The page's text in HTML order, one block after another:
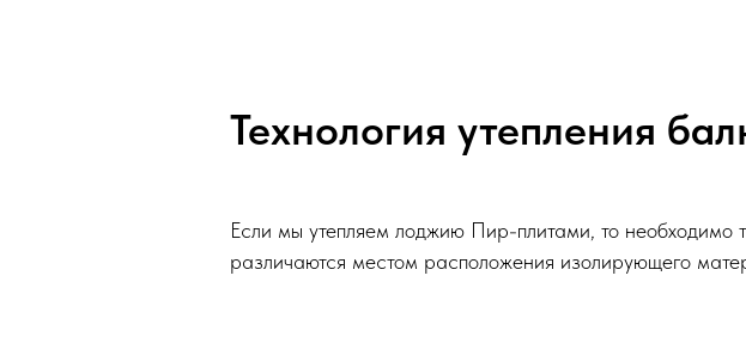
Технология утепления
Если мы утепляем лоджию Пир-плитами, то необходимо
различаются местом расположения изолирующего